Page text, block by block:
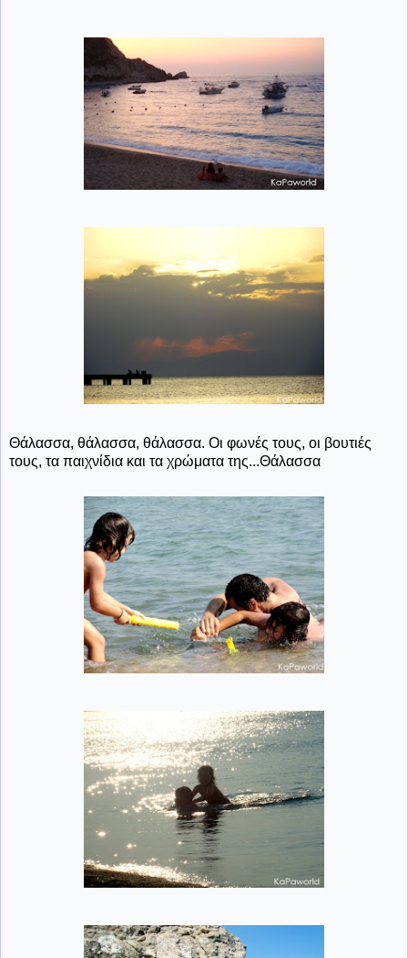
Θάλασσα, θάλασσα, θάλασσα. Οι φωνές τους, οι βουτιές
τους, τα παιχνίδια και τα χρώματα της...Θάλασσα